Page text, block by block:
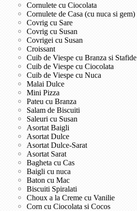
Cornulete cu Ciocolata
Cornulete de Casa (cu nuca si gem)
Covrig cu Sare
Covrig cu Susan
Covrigei cu Susan
Croissant
Cuib de Viespe cu Branza si Stafide
Cuib de Viespe cu Ciocolata
Cuib de Viespe cu Nuca
Malai Dulce
Mini Pizza
Pateu cu Branza
Salam de Biscuiti
Saleuri cu Susan
Asortat Baigli
Asortat Dulce
Asortat Dulce-Sarat
Asortat Sarat
Bagheta cu Cas
Baigli cu nuca
Baton cu Mac
Biscuiti Spiralati
Choux a la Creme cu Vanilie
Corn cu Ciocolata si Cocos